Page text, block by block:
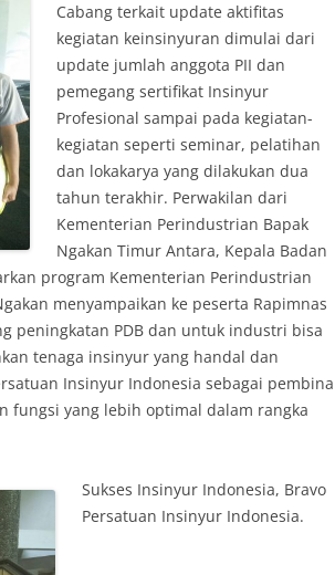
Cabang terkait update aktifitas
kegiatan keinsinyuran dimulai dari
update jumlah anggota PII dan
pemegang sertifikat Insinyur
Profesional sampai pada kegiatan-
kegiatan seperti seminar, pelatihan
dan lokakarya yang dilakukan dua
tahun terakhir. Perwakilan dari
Kementerian Perindustrian Bapak
Ngakan Timur Antara, Kepala Badan
program Kementerian Perindustrian
menyampaikan ke peserta Rapimnas
peningkatan PDB dan untuk industri bisa
tenaga insinyur yang handal dan
Insinyur Indonesia sebagai pembina
fungsi yang lebih optimal dalam rangka
Sukses Insinyur Indonesia, Bravo
Persatuan Insinyur Indonesia.